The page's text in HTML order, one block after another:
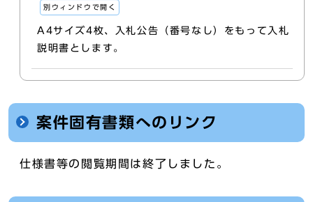
別ウィンドウで開く
A4サイズ4枚、入札公告（番号なし）をもって入札
説明書とします。
案件固有書類へのリンク
仕様書等の閲覧期間は終了しました。